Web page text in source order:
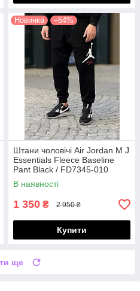
Новинка –54%
Штани чоловічі Air Jordan M J
Essentials Fleece Baseline
Pant Black / FD7345-010
В наявності
1 350 ₴ 2 950 ₴
Купити
ще